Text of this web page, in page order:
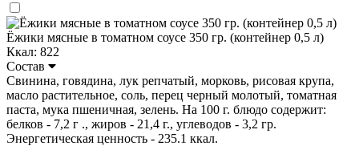
Ёжики мясные в томатном соусе 350 гр. (контейнер 0,5 л)
Ккал: 822
Состав
Свинина, говядина, лук репчатый, морковь, рисовая крупа,
масло растительное, соль, перец черный молотый, томатная
паста, мука пшеничная, зелень. На 100 г. блюдо содержит:
белков - 7,2 г ., жиров - 21,4 г., углеводов - 3,2 гр.
Энергетическая ценность - 235.1 ккал.